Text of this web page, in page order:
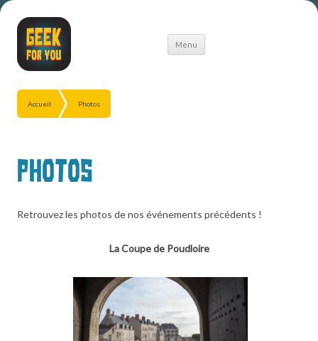
Menu
Aller
Accueil Photos
Photos
Retrouvez les photos de nos événements précédents !
La Coupe de Poudloire